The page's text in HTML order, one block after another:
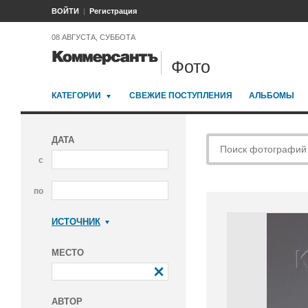
ВОЙТИ Регистрация
08 АВГУСТА, СУББОТА
Фото
КАТЕГОРИИ СВЕЖИЕ ПОСТУПЛЕНИЯ АЛЬБОМЫ
ДАТА
с
по
ИСТОЧНИК
МЕСТО
АВТОР